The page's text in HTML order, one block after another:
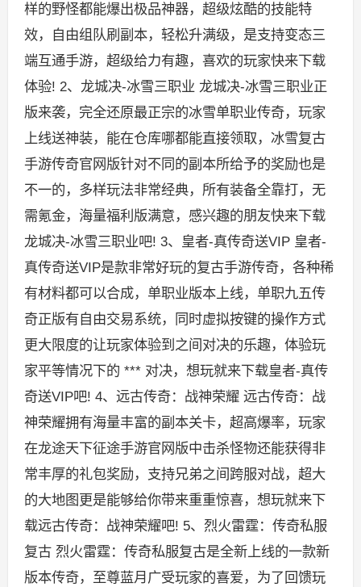
样的野怪都能爆出极品神器，超级炫酷的技能特
效，自由组队刷副本，轻松升满级，是支持变态三
端互通手游，超级给力有趣，喜欢的玩家快来下载
体验! 2、龙城决-冰雪三职业 龙城决-冰雪三职业正
版来袭，完全还原最正宗的冰雪单职业传奇，玩家
上线送神装，能在仓库哪都能直接领取，冰雪复古
手游传奇官网版针对不同的副本所给予的奖励也是
不一的，多样玩法非常经典，所有装备全靠打，无
需氪金，海量福利版满意，感兴趣的朋友快来下载
龙城决-冰雪三职业吧! 3、皇者-真传奇送VIP 皇者-
真传奇送VIP是款非常好玩的复古手游传奇，各种稀
有材料都可以合成，单职业版本上线，单职九五传
奇正版有自由交易系统，同时虚拟按键的操作方式
更大限度的让玩家体验到之间对决的乐趣，体验玩
家平等情况下的 *** 对决，想玩就来下载皇者-真传
奇送VIP吧! 4、远古传奇：战神荣耀 远古传奇：战
神荣耀拥有海量丰富的副本关卡，超高爆率，玩家
在龙途天下征途手游官网版中击杀怪物还能获得非
常丰厚的礼包奖励，支持兄弟之间跨服对战，超大
的大地图更是能够给你带来重重惊喜，想玩就来下
载远古传奇：战神荣耀吧! 5、烈火雷霆：传奇私服
复古 烈火雷霆：传奇私服复古是全新上线的一款新
版本传奇，至尊蓝月广受玩家的喜爱，为了回馈玩